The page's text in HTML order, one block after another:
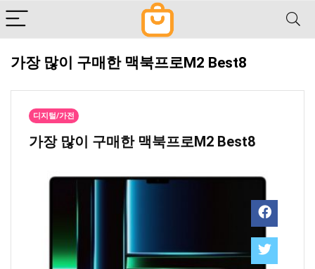
가장 많이 구매한 맥북프로M2 Best8
디지털/가전
가장 많이 구매한 맥북프로M2 Best8